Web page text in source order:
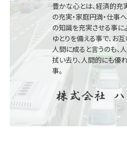
豊かな心とは、経済的充
の充実・家庭円満・仕事
の知識を充実させる事に
ゆとりを備える事で、お
人間に成ると言うのも、
拭い去り、人間的にも優
事。